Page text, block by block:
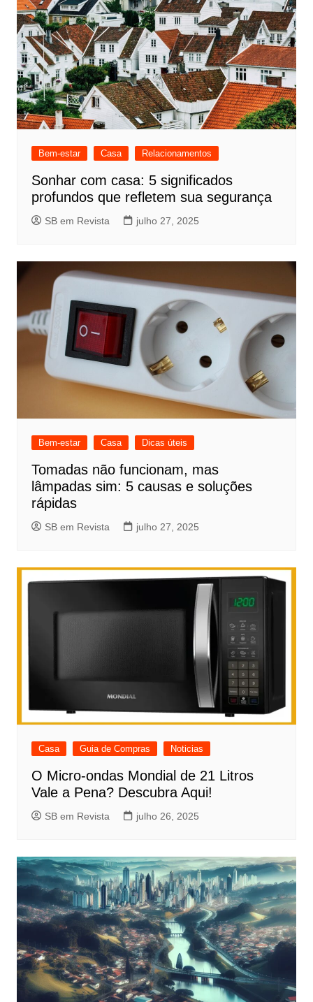
Bem-estar Casa Relacionamentos
Sonhar com casa: 5 significados
profundos que refletem sua segurança
SB em Revista julho 27, 2025
Bem-estar Casa Dicas úteis
Tomadas não funcionam, mas
lâmpadas sim: 5 causas e soluções
rápidas
SB em Revista julho 27, 2025
Casa Guia de Compras Noticias
O Micro-ondas Mondial de 21 Litros
Vale a Pena? Descubra Aqui!
SB em Revista julho 26, 2025